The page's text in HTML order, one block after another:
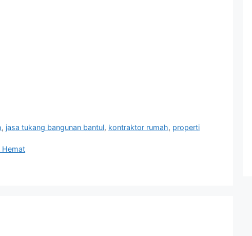
, jasa tukang bangunan bantul, kontraktor rumah, properti
Hemat